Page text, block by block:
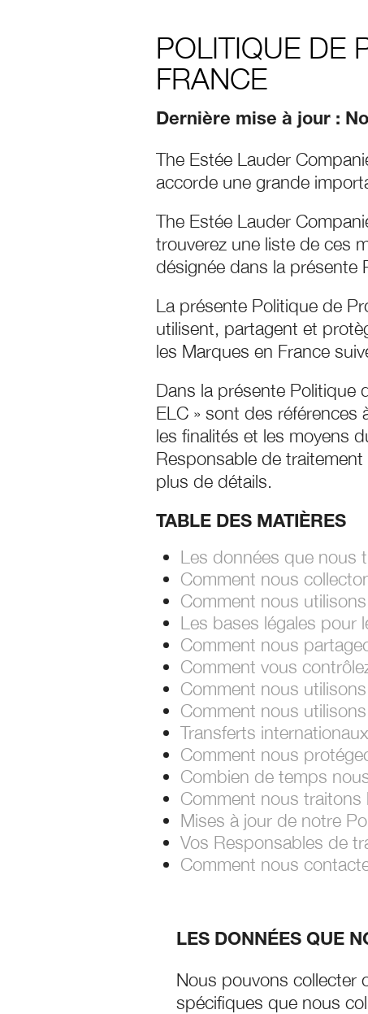
POLITIQUE DE
FRANCE
Dernière mise à jour :
The Estée Lauder
accorde une grande
The Estée Lauder
trouverez une liste de ces
désignée dans la présente
La présente Politique de
utilisent, partagent et
les Marques en France
Dans la présente Politique
ELC » sont des références
les finalités et les moyens
Responsable de
plus de détails.
TABLE DES MATIÈRES
Les données que nous
Comment nous
Comment nous
Les bases légales pour
Comment nous
Comment vous
Comment nous
Comment nous
Transferts internationaux
Comment nous
Combien de temps
Comment nous traitons
Mises à jour de notre
Vos Responsables de
Comment nous
LES DONNÉES QUE
Nous pouvons collecter
spécifiques que nous